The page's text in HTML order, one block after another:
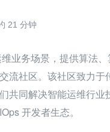
21 分钟
业务场景，提供算法
流社区。该社区致力于
共同解决智能运维行业
开发者生态。